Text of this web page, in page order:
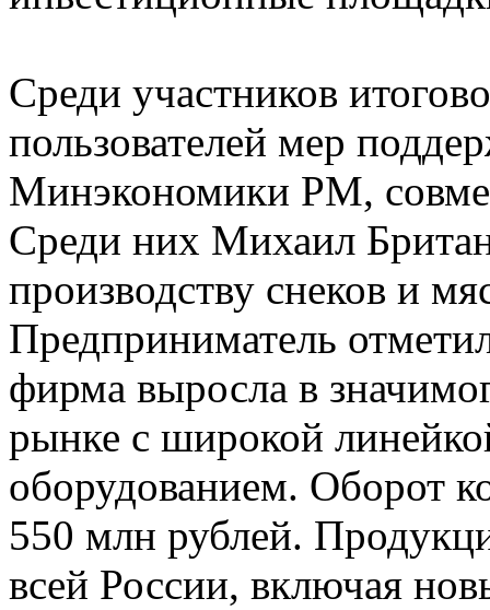
Среди участников
пользователей мер
Минэкономики РМ,
Среди них Михаил
производству снеков и
Предприниматель
фирма выросла в
рынке с широкой
оборудованием. Оборот
550 млн рублей.
всей России, включая